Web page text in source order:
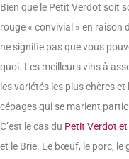
Bien que le Petit Verdot soit
rouge « convivial » en raison
ne signifie pas que vous
quoi. Les meilleurs vins à
les variétés les plus chères
cépages qui se marient
C’est le cas du Petit Verdot
et le Brie. Le bœuf, le porc, le